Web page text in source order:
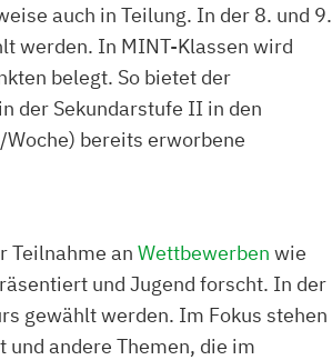
auch in Teilung. In der 8. und 9.
werden. In MINT-Klassen wird
belegt. So bietet der
der Sekundarstufe II in den
Woche) bereits erworbene
Teilnahme an Wettbewerben wie
und Jugend forscht. In der
gewählt werden. Im Fokus stehen
und andere Themen, die im